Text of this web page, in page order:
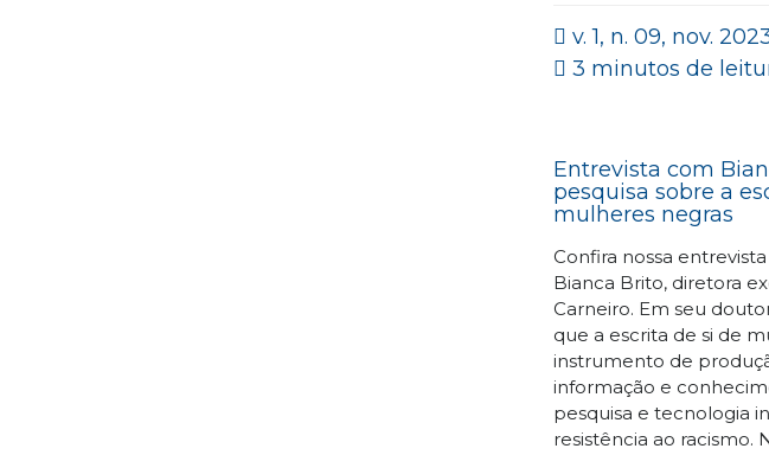
v. 1, n. 09, nov.
3 minutos de
Entrevista com
pesquisa sobre a
mulheres negras
Confira nossa
Bianca Brito, diretora
Carneiro. Em seu
que a escrita de si de
instrumento de
informação e
pesquisa e tecnologia
resistência ao racismo.